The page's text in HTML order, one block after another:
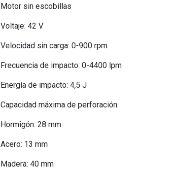
Motor sin escobillas
Voltaje: 42 V
Velocidad sin carga: 0-900 rpm
Frecuencia de impacto: 0-4400 lpm
Energía de impacto: 4,5 J
Capacidad máxima de perforación:
Hormigón: 28 mm
Acero: 13 mm
Madera: 40 mm